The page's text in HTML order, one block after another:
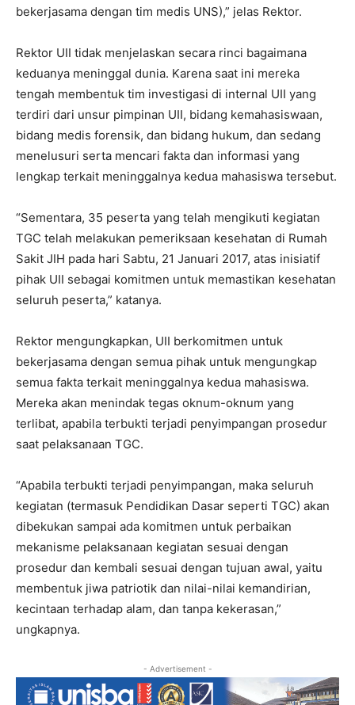
bekerjasama dengan tim medis UNS),” jelas Rektor.
Rektor UII tidak menjelaskan secara rinci bagaimana
keduanya meninggal dunia. Karena saat ini mereka
tengah membentuk tim investigasi di internal UII yang
terdiri dari unsur pimpinan UII, bidang kemahasiswaan,
bidang medis forensik, dan bidang hukum, dan sedang
menelusuri serta mencari fakta dan informasi yang
lengkap terkait meninggalnya kedua mahasiswa tersebut.
“Sementara, 35 peserta yang telah mengikuti kegiatan
TGC telah melakukan pemeriksaan kesehatan di Rumah
Sakit JIH pada hari Sabtu, 21 Januari 2017, atas inisiatif
pihak UII sebagai komitmen untuk memastikan kesehatan
seluruh peserta,” katanya.
Rektor mengungkapkan, UII berkomitmen untuk
bekerjasama dengan semua pihak untuk mengungkap
semua fakta terkait meninggalnya kedua mahasiswa.
Mereka akan menindak tegas oknum-oknum yang
terlibat, apabila terbukti terjadi penyimpangan prosedur
saat pelaksanaan TGC.
“Apabila terbukti terjadi penyimpangan, maka seluruh
kegiatan (termasuk Pendidikan Dasar seperti TGC) akan
dibekukan sampai ada komitmen untuk perbaikan
mekanisme pelaksanaan kegiatan sesuai dengan
prosedur dan kembali sesuai dengan tujuan awal, yaitu
membentuk jiwa patriotik dan nilai-nilai kemandirian,
kecintaan terhadap alam, dan tanpa kekerasan,”
ungkapnya.
- Advertisement -